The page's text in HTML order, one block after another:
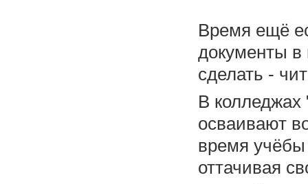
Время ещё
документы в
сделать -
В колледжах
осваивают
время
оттачивая